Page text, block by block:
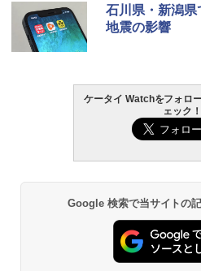
石川県・新潟県
地震の影響
ケータイ Watchをフォロ
ェック！
Google 検索で当サイトの